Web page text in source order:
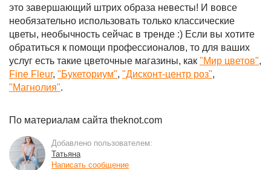
это завершающий штрих образа невесты! И вовсе
необязательно использовать только классические
цветы, необычность сейчас в тренде :) Если вы хотите
обратиться к помощи профессионалов, то для ваших
услуг есть такие цветочные магазины, как "Мир цветов",
Fine Fleur, "Букеториум", "Дисконт-центр роз",
"Магнолия".
По материалам сайта theknot.com
Добавлено пользователем:
Татьяна
Написать сообщение